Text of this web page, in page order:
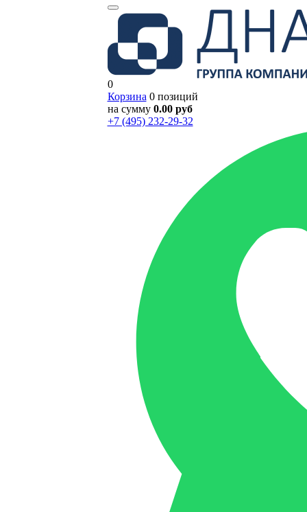
0
Корзина 0 позиций
на сумму 0.00 руб
+7 (495) 232-29-32